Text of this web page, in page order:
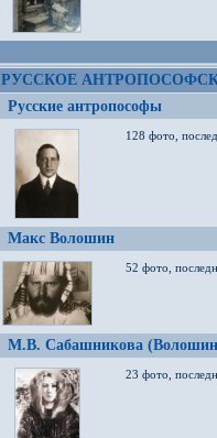
РУССКОЕ
Русские антропософы
128 фото,
Макс Волошин
52 фото,
М.В. Сабашникова
23 фото,